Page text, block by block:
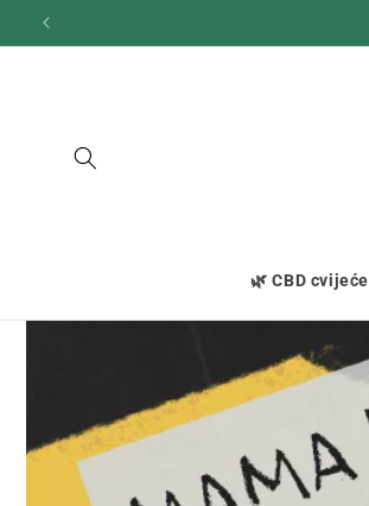
na
sadržaj
🌿 CBD cvijeće